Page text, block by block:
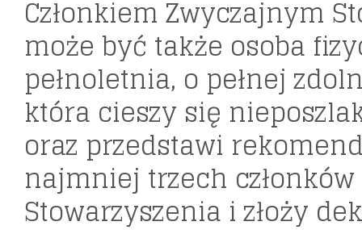
Członkiem Zwyczajnym
może być także osoba
pełnoletnia, o pełnej
która cieszy się
oraz przedstawi
najmniej trzech członków
Stowarzyszenia i złoży